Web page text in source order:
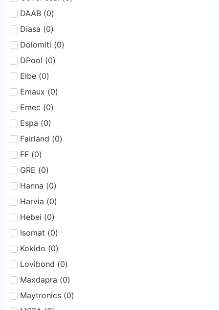
DAAB (0)
Diasa (0)
Dolomiti (0)
DPool (0)
Elbe (0)
Emaux (0)
Emec (0)
Espa (0)
Fairland (0)
FF (0)
GRE (0)
Hanna (0)
Harvia (0)
Hebei (0)
Isomat (0)
Kokido (0)
Lovibond (0)
Maxdapra (0)
Maytronics (0)